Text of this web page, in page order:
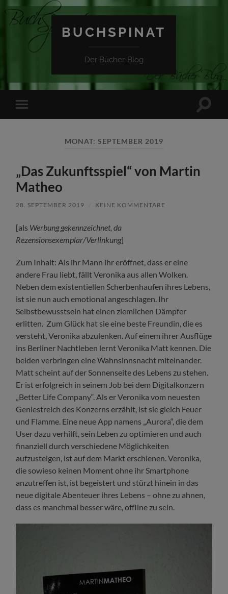
BUCHSPINAT
Der Bücher-Blog
Mobile-
Menü
MONAT: SEPTEMBER 2019
„Das Zukunftsspiel“ von Martin
Matheo
28. SEPTEMBER 2019 KEINE KOMMENTARE
[als Werbung gekennzeichnet, da
Rezensionsexemplar/Verlinkung]
Zum Inhalt: Als ihr Mann ihr eröffnet, dass er eine
andere Frau liebt, fällt Veronika aus allen Wolken.
Neben dem existentiellen Scherbenhaufen ihres Lebens,
ist sie nun auch emotional angeschlagen. Ihr
Selbstbewusstsein hat einen ziemlichen Dämpfer
erlitten. Zum Glück hat sie eine beste Freundin, die es
versteht, Veronika abzulenken. Auf einem ihrer Ausflüge
ins Berliner Nachtleben lernt Veronika Matt kennen. Die
beiden verbringen eine Wahnsinnsnacht miteinander.
Matt scheint auf der Sonnenseite des Lebens zu stehen.
Er ist erfolgreich in seinem Job bei dem Digitalkonzern
„Better Life Company“. Als er Veronika vom neuesten
Geniestreich des Konzerns erzählt, ist sie gleich Feuer
und Flamme. Eine neue App namens „Aurora“, die dem
User dazu verhilft, sein Leben zu optimieren und auch
finanziell durch verschiedene Möglichkeiten
aufzusteigen, ist auf dem Markt erschienen. Veronika,
die sowieso keinen Moment ohne ihr Smartphone
anzutreffen ist, ist begeistert und stürzt hinein in das
neue digitale Abenteuer ihres Lebens – ohne zu ahnen,
dass es manchmal besser wäre, offline zu sein.